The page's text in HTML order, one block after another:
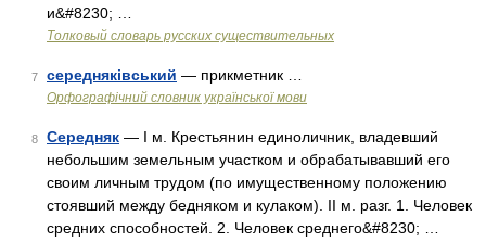
и&#8230; …
Толковый словарь русских существительных
7 середняківський — прикметник …
Орфографічний словник української мови
8 Середняк — I м. Крестьянин единоличник, владевший
небольшим земельным участком и обрабатывавший его
своим личным трудом (по имущественному положению
стоявший между бедняком и кулаком). II м. разг. 1. Человек
средних способностей. 2. Человек среднего&#8230; …